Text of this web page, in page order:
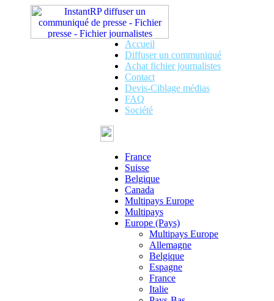
Accueil
Diffuser un communiqué
Achat fichier journalistes
Contact
Devis-Ciblage médias
FAQ
Société
France
Suisse
Belgique
Canada
Multipays Europe
Multipays
Europe (Pays)
Multipays Europe
Allemagne
Belgique
Espagne
France
Italie